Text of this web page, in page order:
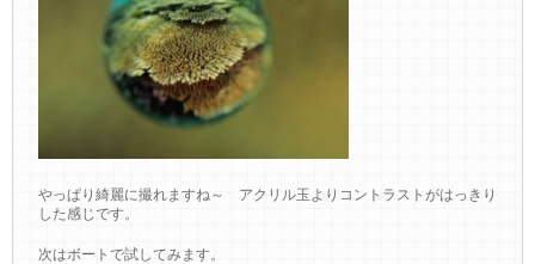
やっぱり綺麗に撮れますね～ アクリル玉よりコントラストがはっきり
した感じです。
次はボートで試してみます。